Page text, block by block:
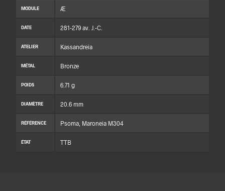
MODULE Æ
DATE 281-279 av. J.-C.
ATELIER Kassandreia
MÉTAL Bronze
POIDS 6.71 g
DIAMÈTRE 20.6 mm
RÉFÉRENCE Psoma, Maroneia M304
ÉTAT TTB